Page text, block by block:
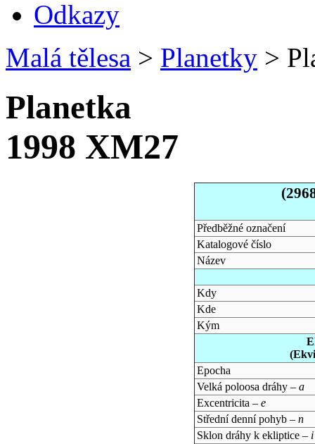
Odkazy
Malá tělesa > Planetky >
Planetka
1998 XM27
Předběžné označení
Katalogové číslo
Název
Kdy
Kde
Kým
Epocha
Velká poloosa dráhy – a
Excentricita – e
Střední denní pohyb – n
Sklon dráhy k ekliptice – i